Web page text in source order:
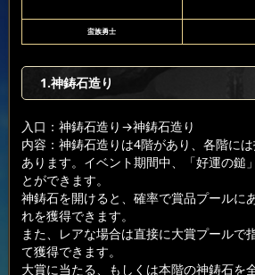
蛮族勇士
1.神鋳石造り
入口：神鋳石造り →神鋳石造り
内容：神鋳石造りは4階があり、各階に
あります。イベント期間中、「好運の鎚
とができます。
神鋳石を開けると、確率で賞品プールに
れを獲得できます。
また、レアな場合は直接に大賞プールで
て獲得できます。
大賞に当たる、もしくは本階の神鋳石を